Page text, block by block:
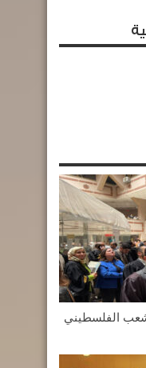
الفلسطيني